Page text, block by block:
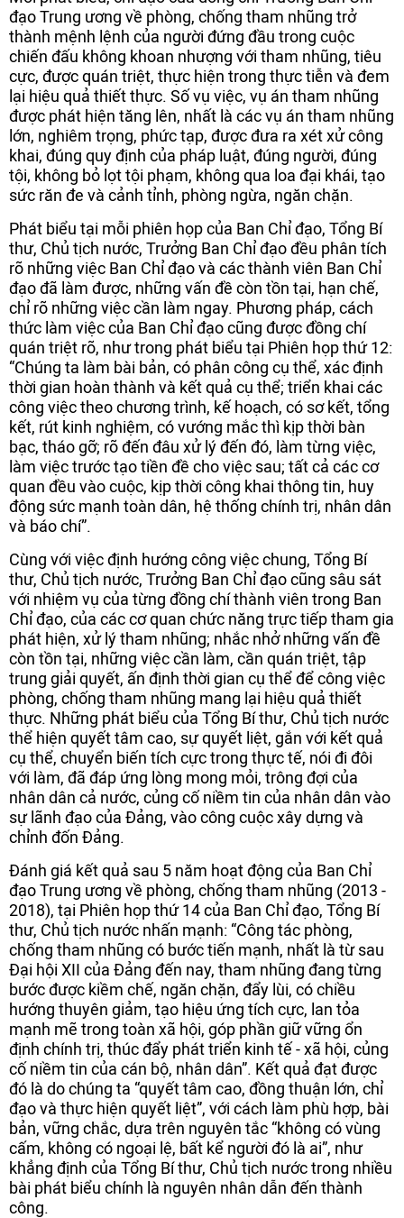
đạo Trung ương về phòng, chống tham nhũng trở
thành mệnh lệnh của người đứng đầu trong cuộc
chiến đấu không khoan nhượng với tham nhũng, tiêu
cực, được quán triệt, thực hiện trong thực tiễn và đem
lại hiệu quả thiết thực. Số vụ việc, vụ án tham nhũng
được phát hiện tăng lên, nhất là các vụ án tham nhũng
lớn, nghiêm trọng, phức tạp, được đưa ra xét xử công
khai, đúng quy định của pháp luật, đúng người, đúng
tội, không bỏ lọt tội phạm, không qua loa đại khái, tạo
sức răn đe và cảnh tỉnh, phòng ngừa, ngăn chặn.
Phát biểu tại mỗi phiên họp của Ban Chỉ đạo, Tổng Bí
thư, Chủ tịch nước, Trưởng Ban Chỉ đạo đều phân tích
rõ những việc Ban Chỉ đạo và các thành viên Ban Chỉ
đạo đã làm được, những vấn đề còn tồn tại, hạn chế,
chỉ rõ những việc cần làm ngay. Phương pháp, cách
thức làm việc của Ban Chỉ đạo cũng được đồng chí
quán triệt rõ, như trong phát biểu tại Phiên họp thứ 12:
“Chúng ta làm bài bản, có phân công cụ thể, xác định
thời gian hoàn thành và kết quả cụ thể; triển khai các
công việc theo chương trình, kế hoạch, có sơ kết, tổng
kết, rút kinh nghiệm, có vướng mắc thì kịp thời bàn
bạc, tháo gỡ; rõ đến đâu xử lý đến đó, làm từng việc,
làm việc trước tạo tiền đề cho việc sau; tất cả các cơ
quan đều vào cuộc, kịp thời công khai thông tin, huy
động sức mạnh toàn dân, hệ thống chính trị, nhân dân
và báo chí”.
Cùng với việc định hướng công việc chung, Tổng Bí
thư, Chủ tịch nước, Trưởng Ban Chỉ đạo cũng sâu sát
với nhiệm vụ của từng đồng chí thành viên trong Ban
Chỉ đạo, của các cơ quan chức năng trực tiếp tham gia
phát hiện, xử lý tham nhũng; nhắc nhở những vấn đề
còn tồn tại, những việc cần làm, cần quán triệt, tập
trung giải quyết, ấn định thời gian cụ thể để công việc
phòng, chống tham nhũng mang lại hiệu quả thiết
thực. Những phát biểu của Tổng Bí thư, Chủ tịch nước
thể hiện quyết tâm cao, sự quyết liệt, gắn với kết quả
cụ thể, chuyển biến tích cực trong thực tế, nói đi đôi
với làm, đã đáp ứng lòng mong mỏi, trông đợi của
nhân dân cả nước, củng cố niềm tin của nhân dân vào
sự lãnh đạo của Đảng, vào công cuộc xây dựng và
chỉnh đốn Đảng.
Đánh giá kết quả sau 5 năm hoạt động của Ban Chỉ
đạo Trung ương về phòng, chống tham nhũng (2013 -
2018), tại Phiên họp thứ 14 của Ban Chỉ đạo, Tổng Bí
thư, Chủ tịch nước nhấn mạnh: “Công tác phòng,
chống tham nhũng có bước tiến mạnh, nhất là từ sau
Đại hội XII của Đảng đến nay, tham nhũng đang từng
bước được kiềm chế, ngăn chặn, đẩy lùi, có chiều
hướng thuyên giảm, tạo hiệu ứng tích cực, lan tỏa
mạnh mẽ trong toàn xã hội, góp phần giữ vững ổn
định chính trị, thúc đẩy phát triển kinh tế - xã hội, củng
cố niềm tin của cán bộ, nhân dân”. Kết quả đạt được
đó là do chúng ta “quyết tâm cao, đồng thuận lớn, chỉ
đạo và thực hiện quyết liệt”, với cách làm phù hợp, bài
bản, vững chắc, dựa trên nguyên tắc “không có vùng
cấm, không có ngoại lệ, bất kể người đó là ai”, như
khẳng định của Tổng Bí thư, Chủ tịch nước trong nhiều
bài phát biểu chính là nguyên nhân dẫn đến thành
công.